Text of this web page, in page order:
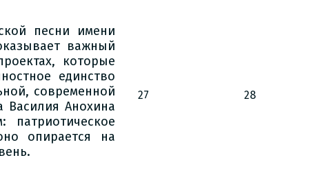
песни имени
важный
которые
единство
современной
Василия Анохина
патриотическое
опирается на
27 28